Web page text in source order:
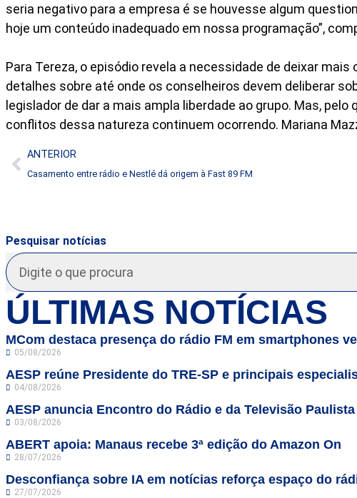
seria negativo para a empresa é se houvesse algum
hoje um conteúdo inadequado em nossa programação”,
Para Tereza, o episódio revela a necessidade de deixar
detalhes sobre até onde os conselheiros devem deliberar
legislador de dar a mais ampla liberdade ao grupo. Mas,
conflitos dessa natureza continuem ocorrendo. Mariana
ANTERIOR
Casamento entre rádio e Nestlé dá origem à Fast 89 FM
Pesquisar notícias
ÚLTIMAS NOTÍCIAS
MCom destaca presença do rádio FM em smartphones
05/08/2026
AESP reúne Presidente do TRE-SP e principais
04/08/2026
AESP anuncia Encontro do Rádio e da Televisão
03/08/2026
ABERT apoia: Manaus recebe 3ª edição do Amazon On
28/07/2026
Desconfiança sobre IA em notícias reforça espaço do
27/07/2026